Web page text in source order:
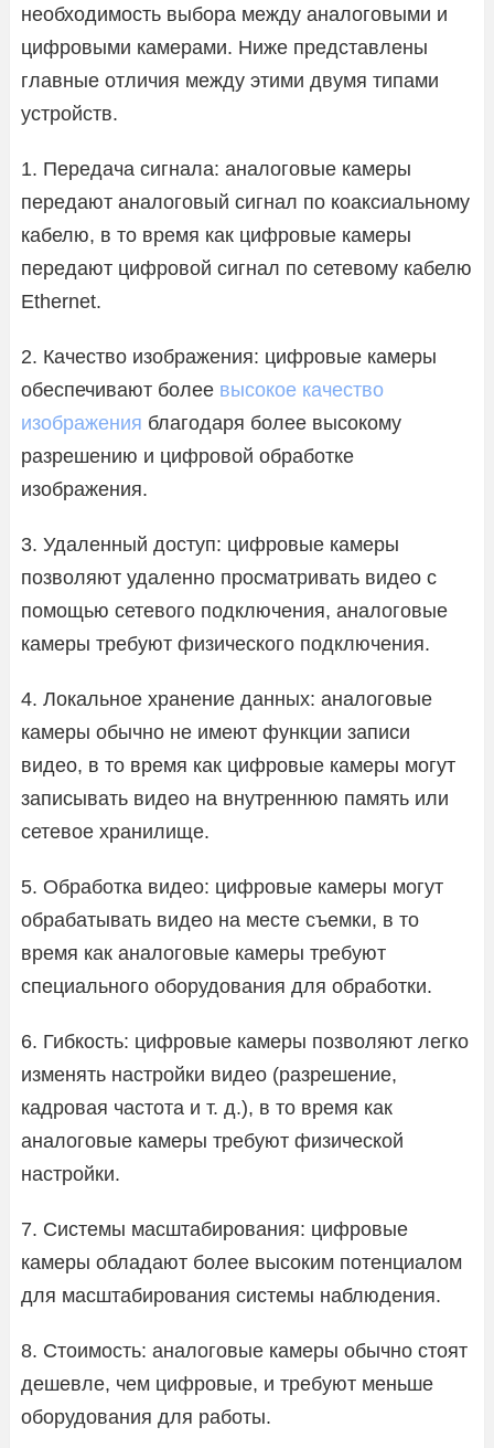
необходимость выбора между аналоговыми и
цифровыми камерами. Ниже представлены
главные отличия между этими двумя типами
устройств.
1. Передача сигнала: аналоговые камеры
передают аналоговый сигнал по коаксиальному
кабелю, в то время как цифровые камеры
передают цифровой сигнал по сетевому кабелю
Ethernet.
2. Качество изображения: цифровые камеры
обеспечивают более высокое качество
изображения благодаря более высокому
разрешению и цифровой обработке
изображения.
3. Удаленный доступ: цифровые камеры
позволяют удаленно просматривать видео с
помощью сетевого подключения, аналоговые
камеры требуют физического подключения.
4. Локальное хранение данных: аналоговые
камеры обычно не имеют функции записи
видео, в то время как цифровые камеры могут
записывать видео на внутреннюю память или
сетевое хранилище.
5. Обработка видео: цифровые камеры могут
обрабатывать видео на месте съемки, в то
время как аналоговые камеры требуют
специального оборудования для обработки.
6. Гибкость: цифровые камеры позволяют легко
изменять настройки видео (разрешение,
кадровая частота и т. д.), в то время как
аналоговые камеры требуют физической
настройки.
7. Системы масштабирования: цифровые
камеры обладают более высоким потенциалом
для масштабирования системы наблюдения.
8. Стоимость: аналоговые камеры обычно стоят
дешевле, чем цифровые, и требуют меньше
оборудования для работы.